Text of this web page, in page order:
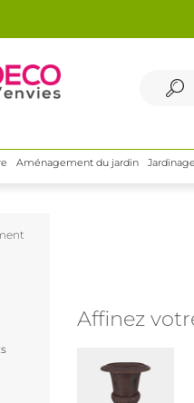
Aménagement du jardin Jardinage
Affinez